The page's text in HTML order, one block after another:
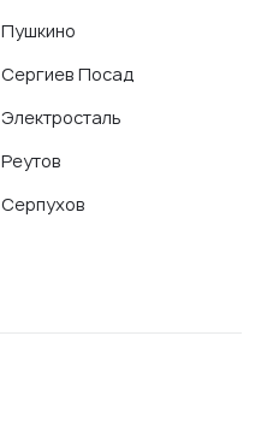
Пушкино
Сергиев Посад
Электросталь
Реутов
Серпухов